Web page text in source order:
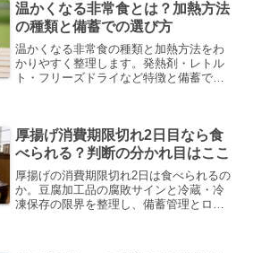
温かくなる非常食とは？加熱方法
の種類と備蓄での選び方
温かくなる非常食の種類と加熱方法をわ
かりやすく整理します。発熱剤・レトル
ト・フリーズドライなど特徴と備蓄での
厚揚げ消費期限切れ2日目なら食
べられる？判断の分かれ目はここ
厚揚げの消費期限切れ2日は食べられるの
か。豆腐加工品の腐敗サインと冷蔵・冷
凍保存の限界を整理し、備蓄管理とロー